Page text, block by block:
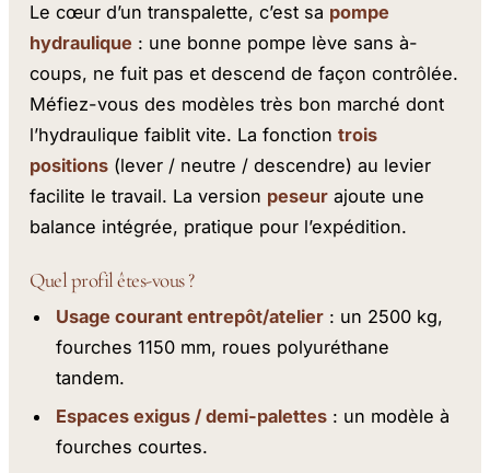
Le cœur d’un transpalette, c’est sa pompe
hydraulique : une bonne pompe lève sans à-
coups, ne fuit pas et descend de façon contrôlée.
Méfiez-vous des modèles très bon marché dont
l’hydraulique faiblit vite. La fonctiontrois
positions (lever / neutre / descendre) au levier
facilite le travail. La version peseur ajoute une
balance intégrée, pratique pour l’expédition.
Quel profil êtes-vous ?
Usage courant entrepôt/atelier : un 2500 kg,
fourches 1150 mm, roues polyuréthane
tandem.
Espaces exigus / demi-palettes : un modèle à
fourches courtes.